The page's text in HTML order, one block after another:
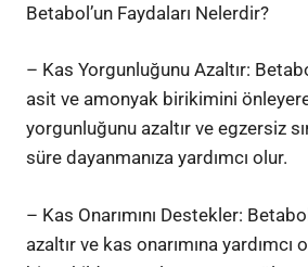
Betabol’un Faydaları Nelerdir?
– Kas Yorgunluğunu Azaltır:
asit ve amonyak birikimini
yorgunluğunu azaltır ve egzersiz
süre dayanmanıza yardımcı olur.
– Kas Onarımını Destekler:
azaltır ve kas onarımına yardımcı